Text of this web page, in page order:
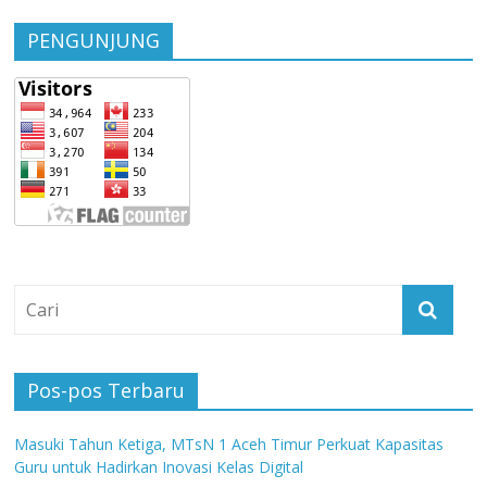
PENGUNJUNG
Pos-pos Terbaru
Masuki Tahun Ketiga, MTsN 1 Aceh Timur Perkuat Kapasitas
Guru untuk Hadirkan Inovasi Kelas Digital